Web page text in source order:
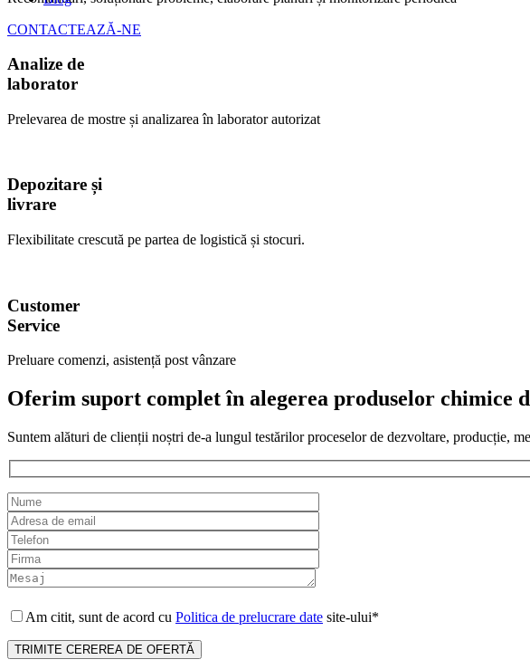
CONTACTEAZĂ-NE
Analize de
laborator
Prelevarea de mostre și analizarea în laborator autorizat
Depozitare și
livrare
Flexibilitate crescută pe partea de logistică și stocuri.
Customer
Service
Preluare comenzi, asistență post vânzare
Oferim suport complet în alegerea produselor chimice
Suntem alături de clienții noștri de-a lungul testărilor proceselor de dezvoltare, producție,
Am citit, sunt de acord cu Politica de prelucrare date site-ului*